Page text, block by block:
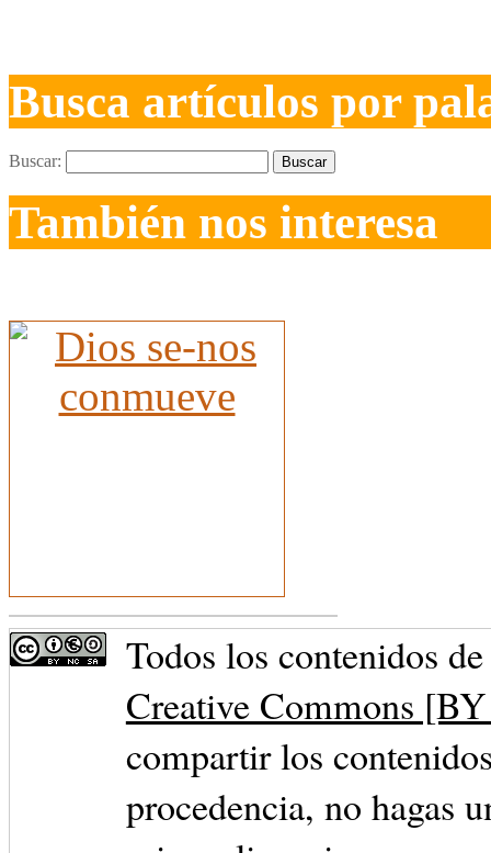
Busca artículos por
Buscar:
También nos interesa
Todos los contenidos
Creative Commons
compartir los
procedencia, no hagas